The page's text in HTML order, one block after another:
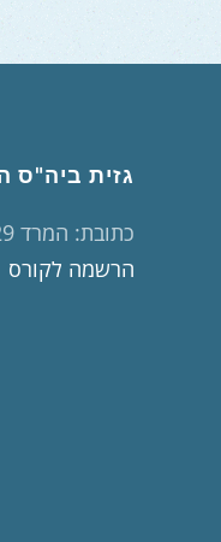
גזית ביה"ס
כתובת: המרד 29 תל אביב
הרשמה לקורס